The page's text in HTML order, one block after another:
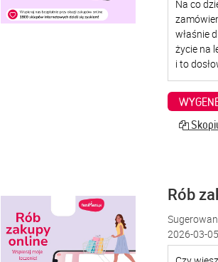
Rób
2026-03-